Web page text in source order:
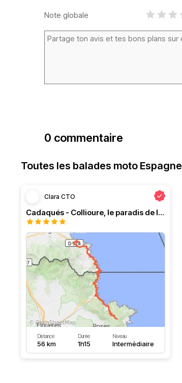
Note globale
0 commentaire
Toutes les balades moto Espagne
Clara CTO
Cadaqués - Collioure, le paradis de la moto
Distance
56 km
Durée
1h15
Niveau
Intermédiaire